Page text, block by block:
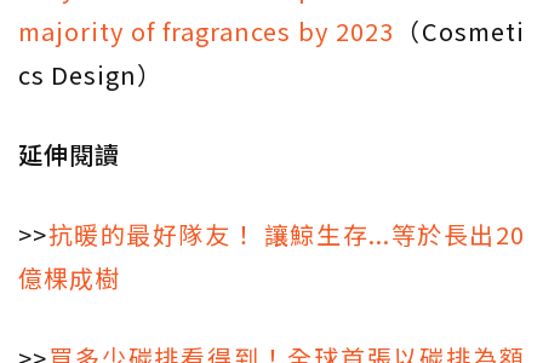
majority of fragrances by 2023 （Cosmeti
cs Design）
延伸閱讀
>>抗暖的最好隊友！ 讓鯨生存...等於長出20
億棵成樹